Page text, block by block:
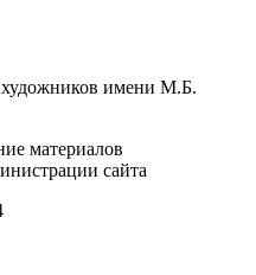
имени М.Б.
материалов
сайта